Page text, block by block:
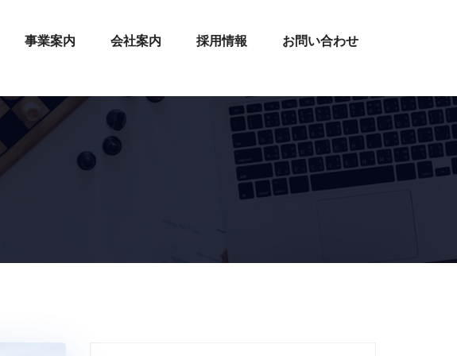
事業案内 会社案内 採用情報 お問い合わせ